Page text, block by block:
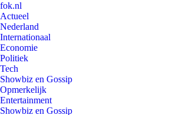
fok.nl
Actueel
Nederland
Internationaal
Economie
Politiek
Tech
Showbiz en Gossip
Opmerkelijk
Entertainment
Showbiz en Gossip